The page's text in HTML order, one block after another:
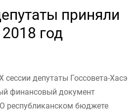
приняли
год
сессии депутаты Госсовета-Хасэ
финансовый документ
республиканском бюджете